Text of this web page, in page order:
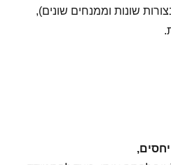
שונות וממנחים שונים),